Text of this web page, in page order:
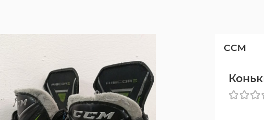
CCM